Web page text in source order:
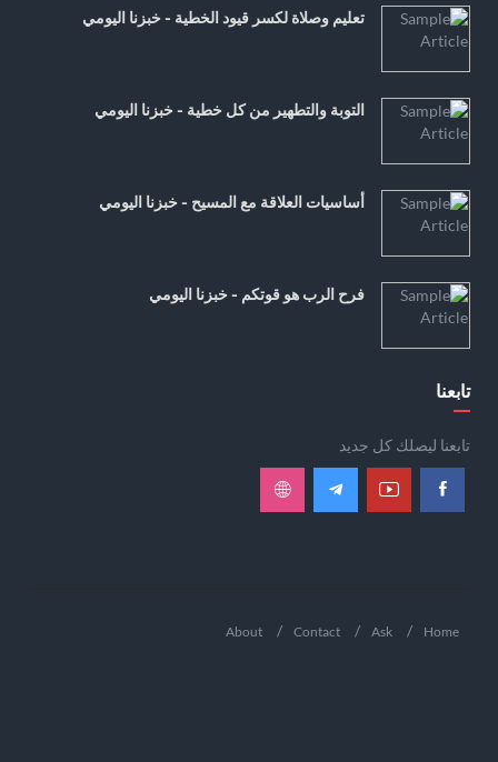
تعليم وصلاة لكسر قيود الخطية - خبزنا اليومي
التوبة والتطهير من كل خطية - خبزنا اليومي
أساسيات العلاقة مع المسيح - خبزنا اليومي
فرح الرب هو قوتكم - خبزنا اليومي
تابعنا
تابعنا ليصلك كل جديد
Home
Ask
Contact
About